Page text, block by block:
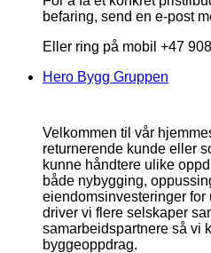
befaring, send en e-post
Eller ring på mobil +47
Hero Bygg Gruppen
Velkommen til vår
returnerende kunde eller
kunne håndtere ulike
både nybygging,
eiendomsinvesteringer
driver vi flere selskaper
samarbeidspartnere så vi
byggeoppdrag.